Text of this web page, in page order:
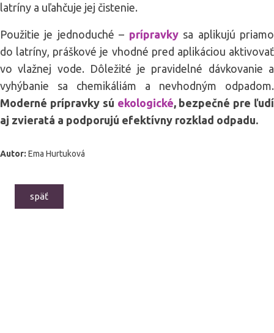
latríny a uľahčuje jej čistenie.
Použitie je jednoduché – prípravkysa aplikujú priamo
do latríny, práškové je vhodné pred aplikáciou aktivovať
vo vlažnej vode. Dôležité je pravidelné dávkovanie a
vyhýbanie sa chemikáliám a nevhodným odpadom.
Moderné prípravky sú ekologické, bezpečné pre ľudí
aj zvieratá a podporujú efektívny rozklad odpadu.
Autor: Ema Hurtuková
späť